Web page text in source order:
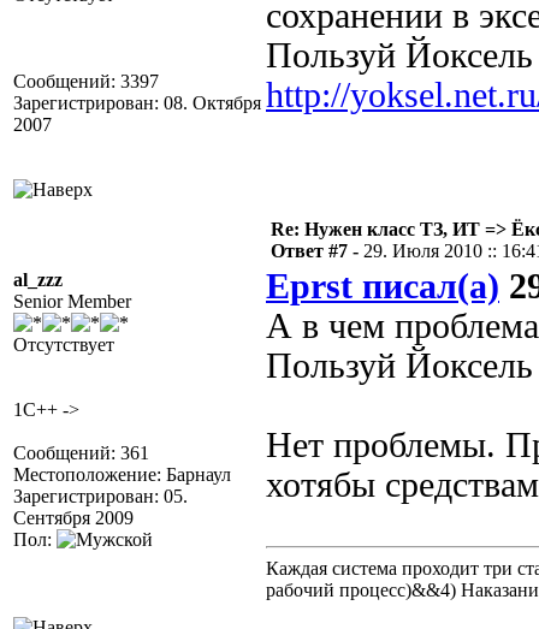
Сообщений: 3397
Зарегистрирован: 08. Октября
2007
сохранении в
Пользуй Йоксель
http://
al_zzz
Senior Member
Отсутствует
1C++ ->
Сообщений: 361
Местоположение: Барнаул
Зарегистрирован: 05.
Сентября 2009
Пол:
Re: Нужен класс ТЗ, ИТ =>
Ответ #7 - 29. Июля 2010 ::
Eprst писал(а)
А в чем
Пользуй
Нет проблемы.
хотябы
Каждая система проходит три
рабочий процесс)&&4)